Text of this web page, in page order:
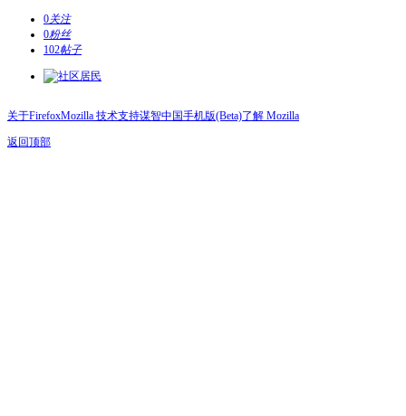
0关注
0粉丝
102帖子
关于FirefoxMozilla 技术支持谋智中国手机版(Beta)了解 Mozilla
返回顶部